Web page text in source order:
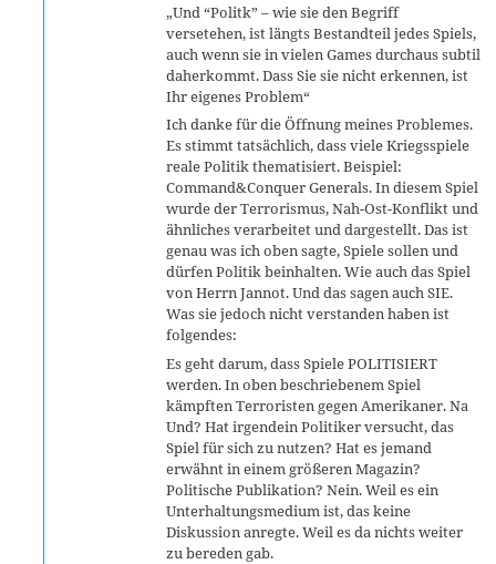
„Und “Politk” – wie sie den Begriff
versetehen, ist längts Bestandteil jedes Spiels,
auch wenn sie in vielen Games durchaus subtil
daherkommt. Dass Sie sie nicht erkennen, ist
Ihr eigenes Problem“
Ich danke für die Öffnung meines Problemes.
Es stimmt tatsächlich, dass viele Kriegsspiele
reale Politik thematisiert. Beispiel:
Command&Conquer Generals. In diesem Spiel
wurde der Terrorismus, Nah-Ost-Konflikt und
ähnliches verarbeitet und dargestellt. Das ist
genau was ich oben sagte, Spiele sollen und
dürfen Politik beinhalten. Wie auch das Spiel
von Herrn Jannot. Und das sagen auch SIE.
Was sie jedoch nicht verstanden haben ist
folgendes:
Es geht darum, dass Spiele POLITISIERT
werden. In oben beschriebenem Spiel
kämpften Terroristen gegen Amerikaner. Na
Und? Hat irgendein Politiker versucht, das
Spiel für sich zu nutzen? Hat es jemand
erwähnt in einem größeren Magazin?
Politische Publikation? Nein. Weil es ein
Unterhaltungsmedium ist, das keine
Diskussion anregte. Weil es da nichts weiter
zu bereden gab.